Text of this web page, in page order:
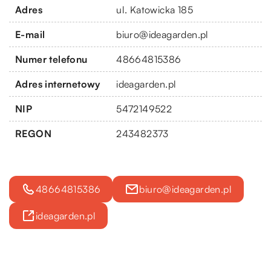
Adres ul. Katowicka 185
E-mail biuro@ideagarden.pl
Numer telefonu 48664815386
Adres internetowy ideagarden.pl
NIP 5472149522
REGON 243482373
48664815386 biuro@ideagarden.pl
ideagarden.pl